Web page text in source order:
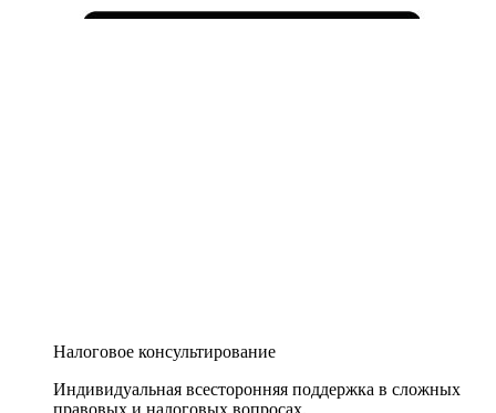
Налоговое консультирование
Индивидуальная всесторонняя поддержка в сложных
правовых и налоговых вопросах.